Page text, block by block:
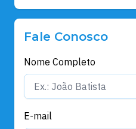
Fale Conosco
Nome Completo
E-mail